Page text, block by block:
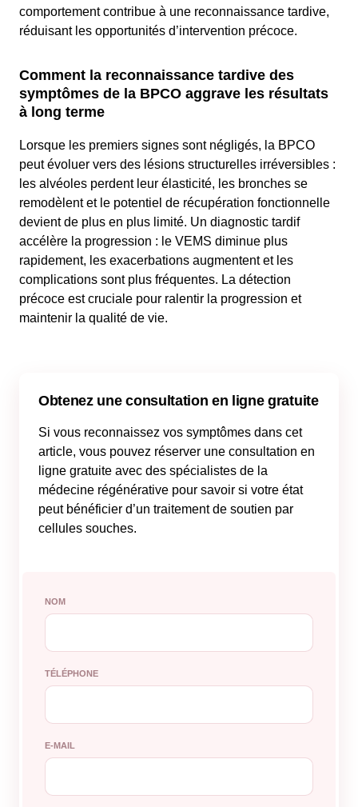
comportement contribue à une reconnaissance tardive,
réduisant les opportunités d’intervention précoce.
Comment la reconnaissance tardive des
symptômes de la BPCO aggrave les résultats
à long terme
Lorsque les premiers signes sont négligés, la BPCO
peut évoluer vers des lésions structurelles irréversibles :
les alvéoles perdent leur élasticité, les bronches se
remodèlent et le potentiel de récupération fonctionnelle
devient de plus en plus limité. Un diagnostic tardif
accélère la progression : le VEMS diminue plus
rapidement, les exacerbations augmentent et les
complications sont plus fréquentes. La détection
précoce est cruciale pour ralentir la progression et
maintenir la qualité de vie.
Obtenez une consultation en ligne gratuite
Si vous reconnaissez vos symptômes dans cet
article, vous pouvez réserver une consultation en
ligne gratuite avec des spécialistes de la
médecine régénérative pour savoir si votre état
peut bénéficier d’un traitement de soutien par
cellules souches.
NOM
TÉLÉPHONE
E-MAIL